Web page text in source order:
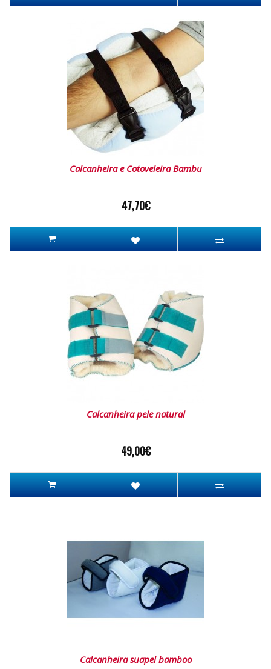
Calcanheira e Cotoveleira Bambu
47,70€
Calcanheira pele natural
49,00€
Calcanheira suapel bamboo